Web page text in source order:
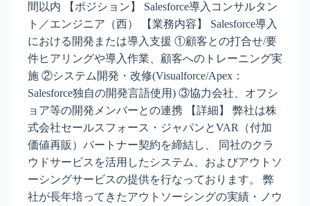
間以内 【ポジション】 Salesforce導入コンサルタン
ト／エンジニア（西） 【業務内容】 Salesforce導入
における開発または導入支援 ①顧客との打合せ/要
件ヒアリングや導入作業、顧客へのトレーニング実
施 ②システム開発・改修(Visualforce/Apex：
Salesforce独自の開発言語使用) ③協力会社、オフシ
ョア等の開発メンバーとの連携 【詳細】 弊社は株
式会社セールスフォース・ジャパンとVAR（付加
価値再販）パートナー契約を締結し、 同社のクラ
ウドサービスを活用したシステム、およびアウトソ
ーシングサービスの提供を行なっております。 弊
社が長年培ってきたアウトソーシングの実績・ノウ